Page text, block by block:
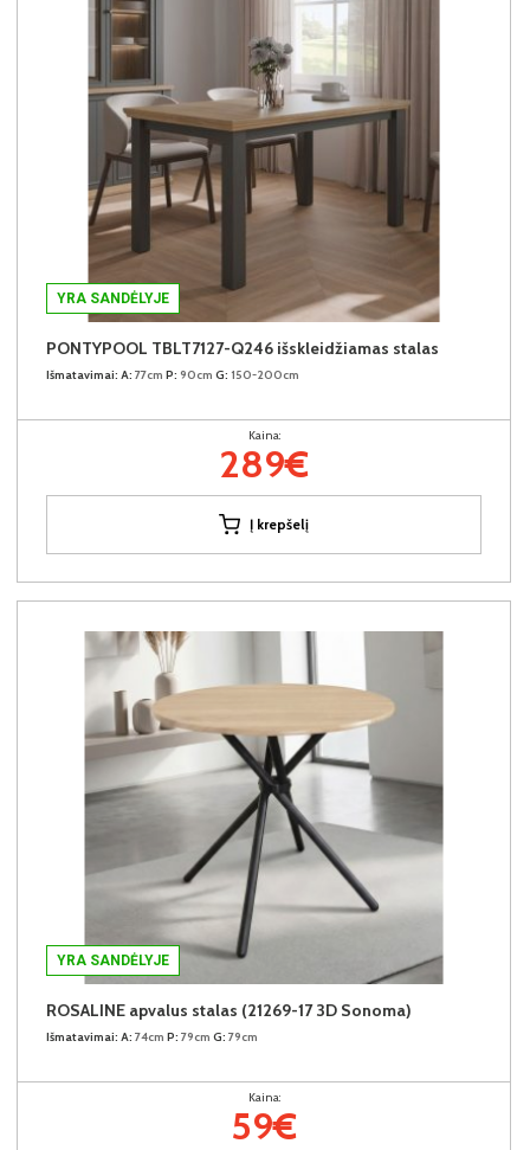
YRA SANDĖLYJE
PONTYPOOL TBLT7127-Q246 išskleidžiamas stalas
Išmatavimai: A: 77cm P: 90cm G: 150-200cm
Kaina:
289€
Į krepšelį
YRA SANDĖLYJE
ROSALINE apvalus stalas (21269-17 3D Sonoma)
Išmatavimai: A: 74cm P: 79cm G: 79cm
Kaina:
59€